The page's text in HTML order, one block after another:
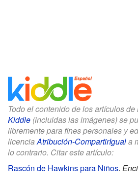
Todo el contenido de los artículos de
Kiddle (incluidas las imágenes) se
libremente para fines personales y
licenciaAtribución-CompartirIguala
lo contrario. Citar este artículo:
Rascón de Hawkins para Niños.